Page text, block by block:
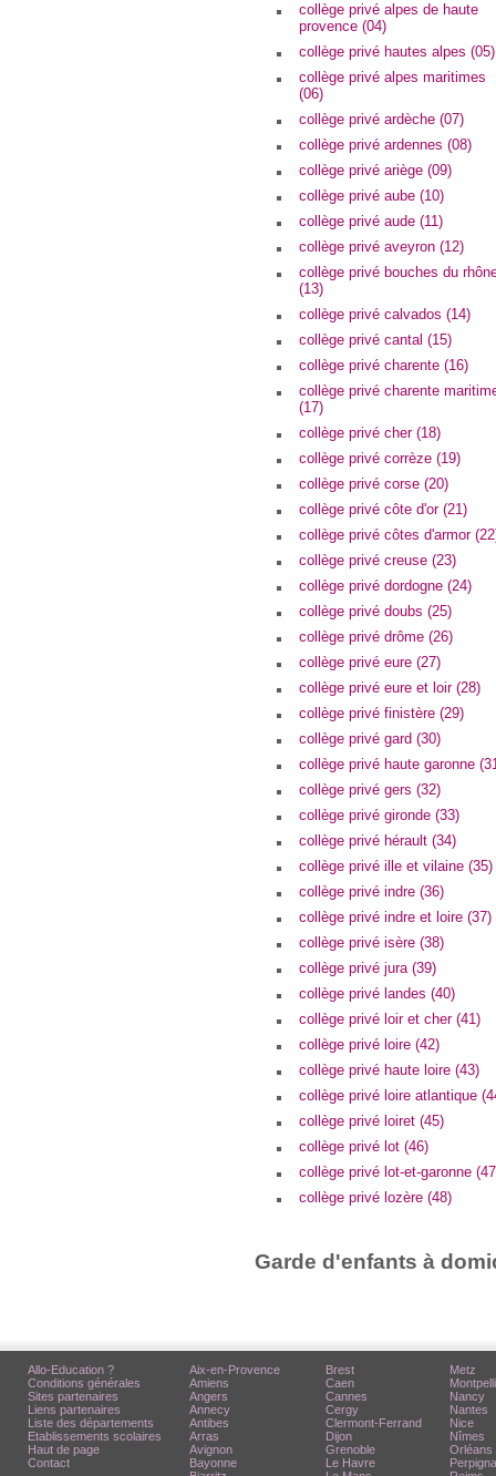
collège privé alpes de haute
provence (04)
collège privé hautes alpes (05)
collège privé alpes maritimes
(06)
collège privé ardèche (07)
collège privé ardennes (08)
collège privé ariège (09)
collège privé aube (10)
collège privé aude (11)
collège privé aveyron (12)
collège privé bouches du
(13)
collège privé calvados (14)
collège privé cantal (15)
collège privé charente (16)
collège privé charente
(17)
collège privé cher (18)
collège privé corrèze (19)
collège privé corse (20)
collège privé côte d'or (21)
collège privé côtes d'armor
collège privé creuse (23)
collège privé dordogne (24)
collège privé doubs (25)
collège privé drôme (26)
collège privé eure (27)
collège privé eure et loir (28)
collège privé finistère (29)
collège privé gard (30)
collège privé haute garonne
collège privé gers (32)
collège privé gironde (33)
collège privé hérault (34)
collège privé ille et vilaine (35)
collège privé indre (36)
collège privé indre et loire (37)
collège privé isère (38)
collège privé jura (39)
collège privé landes (40)
collège privé loir et cher (41)
collège privé loire (42)
collège privé haute loire (43)
collège privé loire atlantique
collège privé loiret (45)
collège privé lot (46)
collège privé lot-et-garonne
collège privé lozère (48)
Garde d'enfants à
Allo-Education ?
Conditions générales
Sites partenaires
Liens partenaires
Liste des départements
Etablissements scolaires
Haut de page
Contact
Aix-en-Provence
Amiens
Angers
Annecy
Antibes
Arras
Avignon
Bayonne
Brest
Caen
Cannes
Cergy
Clermont-Ferrand
Dijon
Grenoble
Le Havre
Metz
Nancy
Nantes
Nice
Nîmes
Orléans